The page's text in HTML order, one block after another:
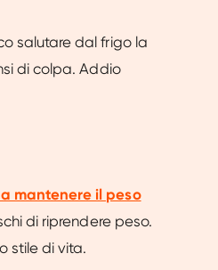
salutare dal frigo la
di colpa. Addio
mantenere il peso
di riprendere peso.
stile di vita.